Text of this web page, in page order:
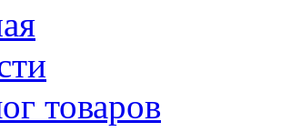
товаров